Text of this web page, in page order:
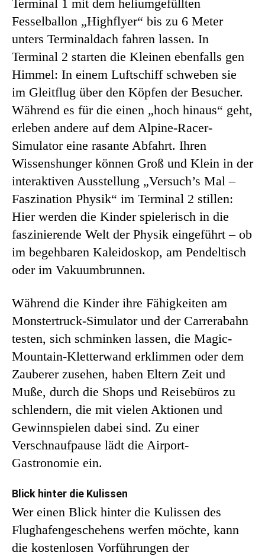
Terminal 1 mit dem heliumgefüllten
Fesselballon „Highflyer“ bis zu 6 Meter
unters Terminaldach fahren lassen. In
Terminal 2 starten die Kleinen ebenfalls gen
Himmel: In einem Luftschiff schweben sie
im Gleitflug über den Köpfen der Besucher.
Während es für die einen „hoch hinaus“ geht,
erleben andere auf dem Alpine-Racer-
Simulator eine rasante Abfahrt. Ihren
Wissenshunger können Groß und Klein in der
interaktiven Ausstellung „Versuch’s Mal –
Faszination Physik“ im Terminal 2 stillen:
Hier werden die Kinder spielerisch in die
faszinierende Welt der Physik eingeführt – ob
im begehbaren Kaleidoskop, am Pendeltisch
oder im Vakuumbrunnen.
Während die Kinder ihre Fähigkeiten am
Monstertruck-Simulator und der Carrerabahn
testen, sich schminken lassen, die Magic-
Mountain-Kletterwand erklimmen oder dem
Zauberer zusehen, haben Eltern Zeit und
Muße, durch die Shops und Reisebüros zu
schlendern, die mit vielen Aktionen und
Gewinnspielen dabei sind. Zu einer
Verschnaufpause lädt die Airport-
Gastronomie ein.
Blick hinter die Kulissen
Wer einen Blick hinter die Kulissen des
Flughafengeschehens werfen möchte, kann
die kostenlosen Vorführungen der